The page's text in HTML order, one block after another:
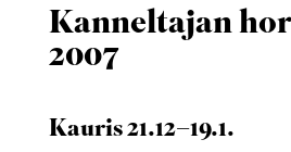
Kanneltajan
2007
Kauris 21.12–19.1.